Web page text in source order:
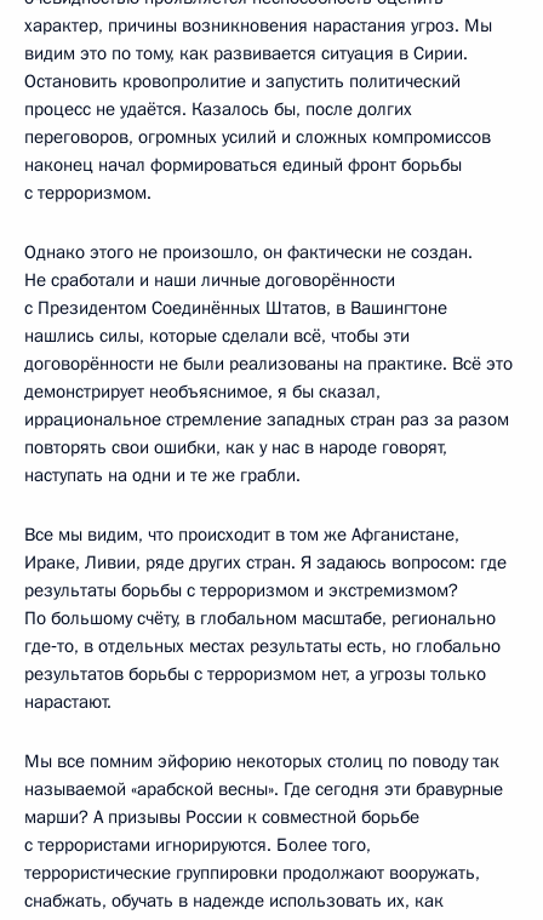
характер, причины возникновения нарастания угроз. Мы
видим это по тому, как развивается ситуация в Сирии.
Остановить кровопролитие и запустить политический
процесс не удаётся. Казалось бы, после долгих
переговоров, огромных усилий и сложных компромиссов
наконец начал формироваться единый фронт борьбы
с терроризмом.
Однако этого не произошло, он фактически не создан.
Не сработали и наши личные договорённости
с Президентом Соединённых Штатов, в Вашингтоне
нашлись силы, которые сделали всё, чтобы эти
договорённости не были реализованы на практике. Всё это
демонстрирует необъяснимое, я бы сказал,
иррациональное стремление западных стран раз за разом
повторять свои ошибки, как у нас в народе говорят,
наступать на одни и те же грабли.
Все мы видим, что происходит в том же Афганистане,
Ираке, Ливии, ряде других стран. Я задаюсь вопросом: где
результаты борьбы с терроризмом и экстремизмом?
По большому счёту, в глобальном масштабе, регионально
где‑то, в отдельных местах результаты есть, но глобально
результатов борьбы с терроризмом нет, а угрозы только
нарастают.
Мы все помним эйфорию некоторых столиц по поводу так
называемой «арабской весны». Где сегодня эти бравурные
марши? А призывы России к совместной борьбе
с террористами игнорируются. Более того,
террористические группировки продолжают вооружать,
снабжать, обучать в надежде использовать их, как